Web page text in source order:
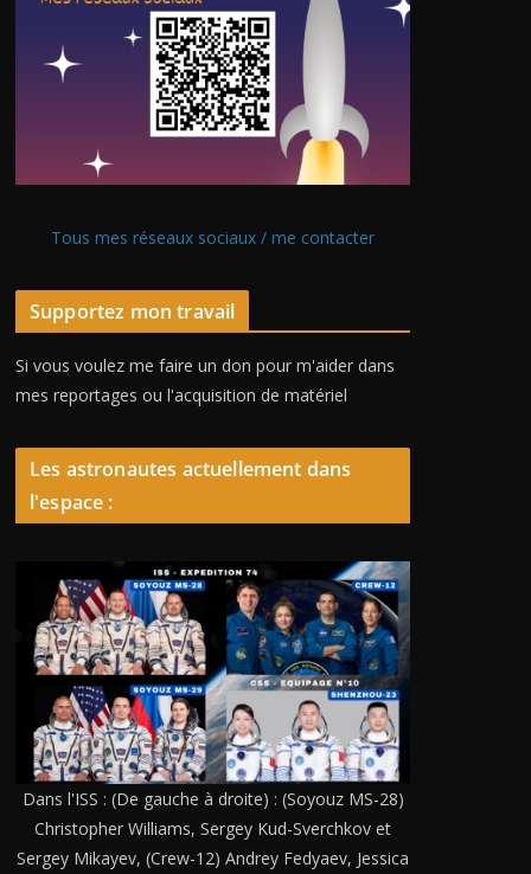
Tous mes réseaux sociaux / me contacter
Supportez mon travail
Si vous voulez me faire un don pour m'aider dans
mes reportages ou l'acquisition de matériel
Les astronautes actuellement dans
l'espace :
Dans l'ISS : (De gauche à droite) : (Soyouz MS-28)
Christopher Williams, Sergey Kud-Sverchkov et
Sergey Mikayev, (Crew-12) Andrey Fedyaev, Jessica